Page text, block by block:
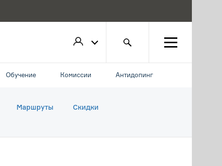
Обучение Комиссии Антидопинг
Маршруты Скидки